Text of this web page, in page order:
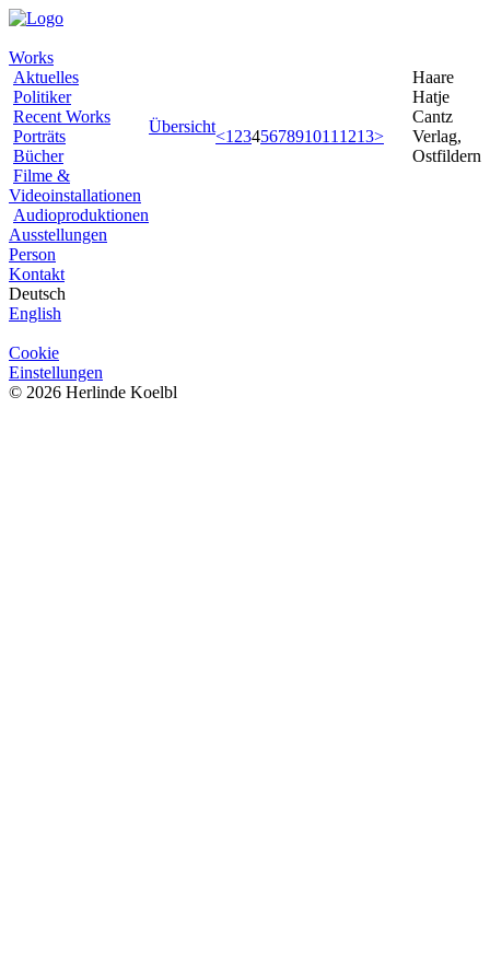
Works
Aktuelles
Politiker
Recent Works
Porträts
Bücher
Filme &
Videoinstallationen
Audioproduktionen
Ausstellungen
Person
Kontakt
Deutsch
English
Cookie
Einstellungen
Übersicht
<1 234567891011 1213>
Haare
Hatje
Cantz
Verlag,
Ostfildern
© 2026 Herlinde Koelbl